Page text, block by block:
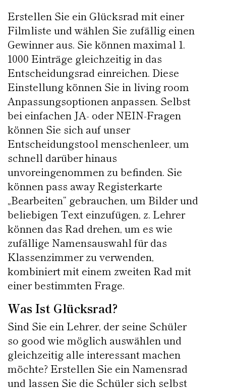
Erstellen Sie ein Glücksrad mit einer
Filmliste und wählen Sie zufällig einen
Gewinner aus. Sie können maximal 1.
1000 Einträge gleichzeitig in das
Entscheidungsrad einreichen. Diese
Einstellung können Sie in living room
Anpassungsoptionen anpassen. Selbst
bei einfachen JA- oder NEIN-Fragen
können Sie sich auf unser
Entscheidungstool menschenleer, um
schnell darüber hinaus
unvoreingenommen zu befinden. Sie
können pass away Registerkarte
„Bearbeiten“ gebrauchen, um Bilder und
beliebigen Text einzufügen, z. Lehrer
können das Rad drehen, um es wie
zufällige Namensauswahl für das
Klassenzimmer zu verwenden,
kombiniert mit einem zweiten Rad mit
einer bestimmten Frage.
Was Ist Glücksrad?
Sind Sie ein Lehrer, der seine Schüler
so good wie möglich auswählen und
gleichzeitig alle interessant machen
möchte? Erstellen Sie ein Namensrad
und lassen Sie die Schüler sich selbst